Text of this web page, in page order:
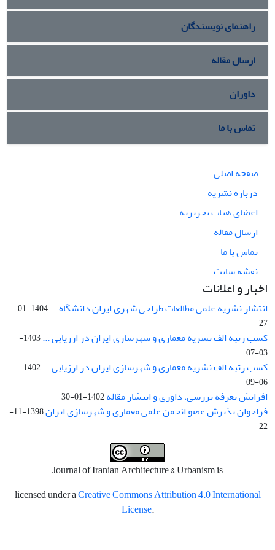
سومین درون‌مایه‌ی مهم هنر قومی در الگوی فضایی و تزئینات ارگ
کریم‌خان تأثیرگذار بوده، که به صورت تنوع گسترده و حضور قوی
دیوارنگاره‌ها با مضمون نقوش انتزاعی و هندسی عناصر طبیعت با
فن و اسلوب اجرای مکتب شیراز نمود یافته است.
راهنمای نویسندگان
ارسال مقاله
داوران
تماس با ما
صفحه اصلی
درباره نشریه
اعضای هیات تحریریه
ارسال مقاله
تماس با ما
نقشه سایت
اخبار و اعلانات
انتشار نشریه علمی مطالعات طراحی شهری ایران دانشگاه ...
1404-01-
27
کسب رتبه الف نشریه معماری و شهرسازی ایران در ارزیابی ...
1403-
03-07
کسب رتبه الف نشریه معماری و شهرسازی ایران در ارزیابی ...
1402-
06-09
افزایش تعرفه بررسی، داوری و انتشار مقاله1402-01-30
فراخوان پذیرش عضو انجمن علمی معماری و شهرسازی ایران
1398-11-
22
Journal of Iranian Architecture & Urbanism is
licensed under aCreative Commons Attribution 4.0 International
License.